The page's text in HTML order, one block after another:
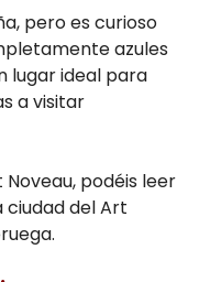
pero es curioso
azules
lugar ideal para
a visitar
podéis leer
ciudad del Art